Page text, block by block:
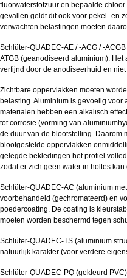
fluorwaterstofzuur en bepaalde
gevallen geldt dit ook voor pekel- en
verwachten belastingen moeten
Schlüter-QUADEC-AE / -ACG / -ACGB
ATGB (geanodiseerd aluminium):
verfijnd door de anodiseerhuid en
Zichtbare oppervlakken moeten
belasting. Aluminium is gevoelig
materialen hebben een alkalisch
tot corrosie (vorming van
de duur van de blootstelling. Daarom
blootgestelde oppervlakken
gelegde bekledingen het profiel
zodat er zich geen water in holtes kan
Schlüter-QUADEC-AC (aluminium
voorbehandeld (gechromateerd) en
poedercoating. De coating is
moeten worden beschermd tegen
Schlüter-QUADEC-TS (aluminium
natuurlijk karakter (voor verdere
Schlüter-QUADEC-PQ (gekleurd